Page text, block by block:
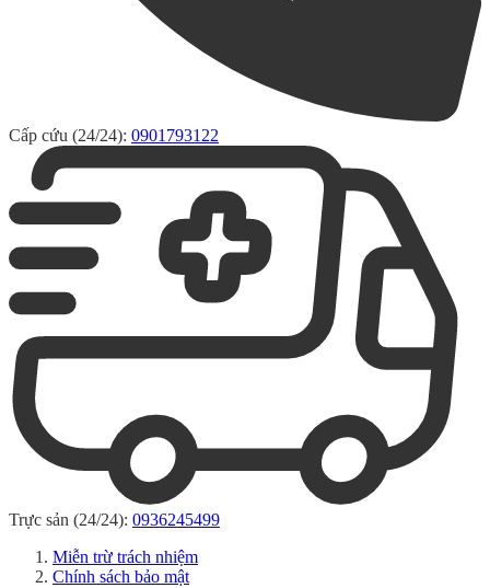
Cấp cứu (24/24): 0901793122
Trực sản (24/24): 0936245499
Miễn trừ trách nhiệm
Chính sách bảo mật